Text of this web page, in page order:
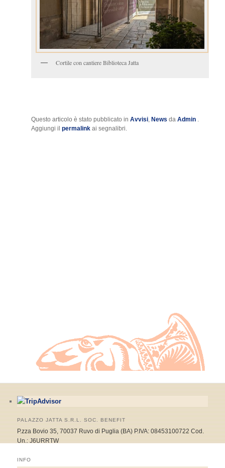
Cortile con cantiere Biblioteca Jatta
Questo articolo è stato pubblicato in Avvisi, News da Admin
Aggiungi il permalinkai segnalibri.
PALAZZO JATTA S.R.L. SOC. BENEFIT
P.zza Bovio 35, 70037 Ruvo di Puglia (BA) P.IVA: 08453100722 Cod.
Un.: J6URRTW
INFO